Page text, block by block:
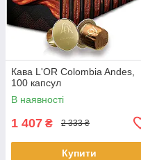
Кава L'OR Colombia Andes,
100 капсул
В наявності
1 407 ₴ 2 333 ₴
Купити